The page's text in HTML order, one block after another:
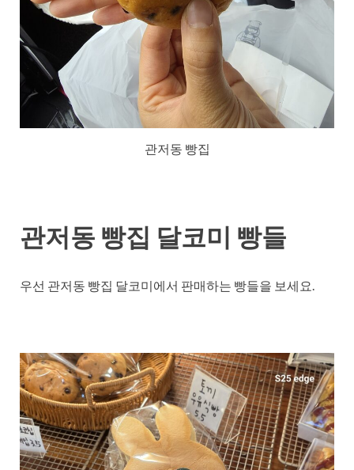
관저동 빵집
관저동 빵집 달코미 빵들
우선 관저동 빵집 달코미에서 판매하는 빵들을 보세요.